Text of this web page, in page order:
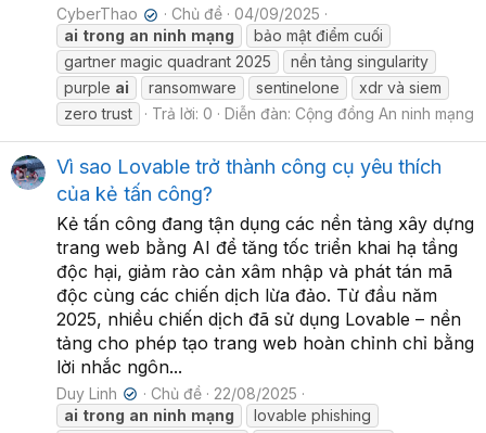
CyberThao ✔ Chủ đề
04/09/2025
ai trong an ninh mạng
bảo mật điểm cuối
gartner magic quadrant 2025
nền tảng singularity
purple ai ransomware sentinelone
xdr và siem
zero trust
Trả lời: 0 Diễn đàn: Cộng đồng An ninh mạng
Vì sao Lovable trở thành công cụ yêu thích
của kẻ tấn công?
Kẻ tấn công đang tận dụng các nền tảng xây dựng
trang web bằng AI để tăng tốc triển khai hạ tầng
độc hại, giảm rào cản xâm nhập và phát tán mã
độc cùng các chiến dịch lừa đảo. Từ đầu năm
2025, nhiều chiến dịch đã sử dụng Lovable – nền
tảng cho phép tạo trang web hoàn chỉnh chỉ bằng
lời nhắc ngôn...
Duy Linh ✔ Chủ đề
22/08/2025
ai trong an ninh mạng
lovable phishing